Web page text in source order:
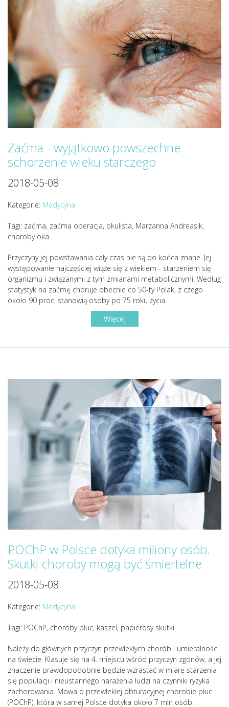
Zaćma - wyjątkowo powszechne
schorzenie wieku starczego
2018-05-08
Kategorie: Medycyna
Tagi: zaćma, zaćma operacja, okulista, Marzanna Andreasik,
choroby oka
Przyczyny jej powstawania cały czas nie są do końca znane. Jej
występowanie najczęściej wiąże się z wiekiem - starzeniem się
organizmu i związanymi z tym zmianami metabolicznymi. Według
statystyk na zaćmę choruje obecnie co 50-ty Polak, z czego
około 90 proc. stanowią osoby po 75 roku życia.
Więcej
POChP w Polsce dotyka miliony osób.
Skutki choroby mogą być śmiertelne
2018-05-08
Kategorie: Medycyna
Tagi: POChP, choroby płuc, kaszel, papierosy skutki
Należy do głównych przyczyn przewlekłych chorób i umieralności
na świecie. Klasuje się na 4. miejscu wśród przyczyn zgonów, a jej
znaczenie prawdopodobnie będzie wzrastać w miarę starzenia
się populacji i nieustannego narażenia ludzi na czynniki ryzyka
zachorowania. Mowa o przewlekłej obturacyjnej chorobie płuc
(POChP), która w samej Polsce dotyka około 7 mln osób.